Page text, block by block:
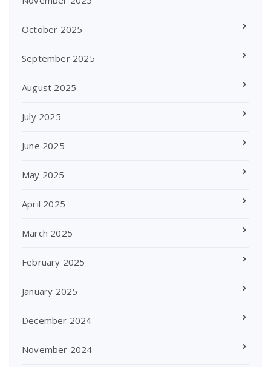
October 2025
September 2025
August 2025
July 2025
June 2025
May 2025
April 2025
March 2025
February 2025
January 2025
December 2024
November 2024